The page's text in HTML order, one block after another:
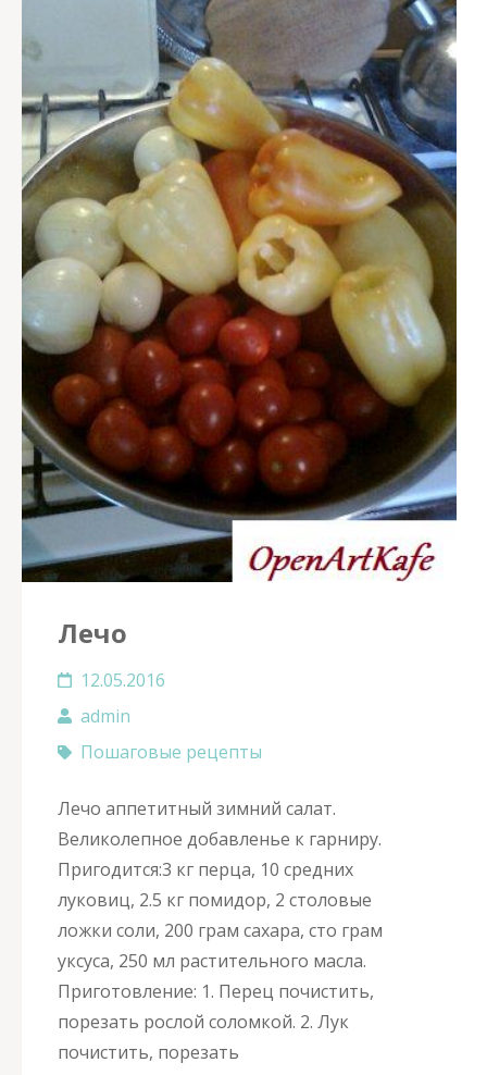
Лечо
12.05.2016
admin
Пошаговые рецепты
Лечо аппетитный зимний салат.
Великолепное добавленье к гарниру.
Пригодится:3 кг перца, 10 средних
луковиц, 2.5 кг помидор, 2 столовые
ложки соли, 200 грам сахара, сто грам
уксуса, 250 мл растительного масла.
Приготовление: 1. Перец почистить,
порезать рослой соломкой. 2. Лук
почистить, порезать